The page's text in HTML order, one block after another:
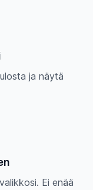
ja näytä
Ei enää